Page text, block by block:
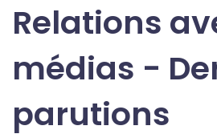
Relations
médias -
parutions